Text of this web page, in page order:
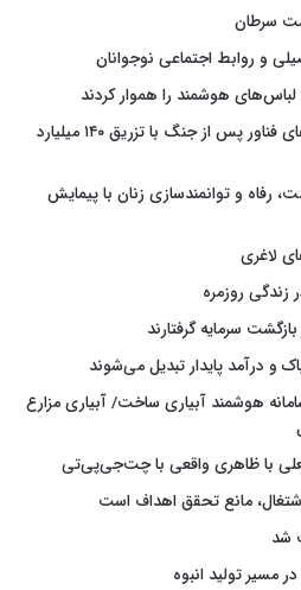
سرطان
و روابط اجتماعی نوجوانان
هوشمند را هموار کردند
مهار موج تعدیل نیروی شرکت‌های فناور پس از جنگ با تزریق ۱۴۰ میلیارد
رفاه و توانمندسازی زنان با پیمایش
لاغری
زندگی روزمره
سرمایه گرفتارند
و درآمد پایدار تبدیل می‌شوند
هوشمند آبیاری ساخت/ آبیاری مزارع
با ظاهری واقعی با چت‌جی‌پی‌تی
مانع تحقق اهداف است
شد
مسیر تولید انبوه